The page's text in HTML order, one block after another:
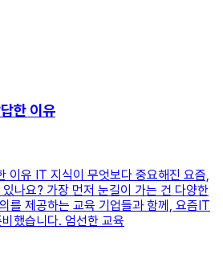
한 이유
이유 IT 지식이 무엇보다 중요해진 요즘,
나요? 가장 먼저 눈길이 가는 건 다양한
를 제공하는 교육 기업들과 함께, 요즘IT
했습니다. 엄선한 교육